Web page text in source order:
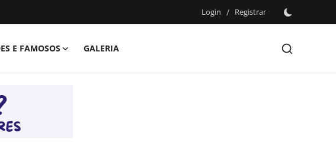
Login / Registrar
E FAMOSOS
GALERIA